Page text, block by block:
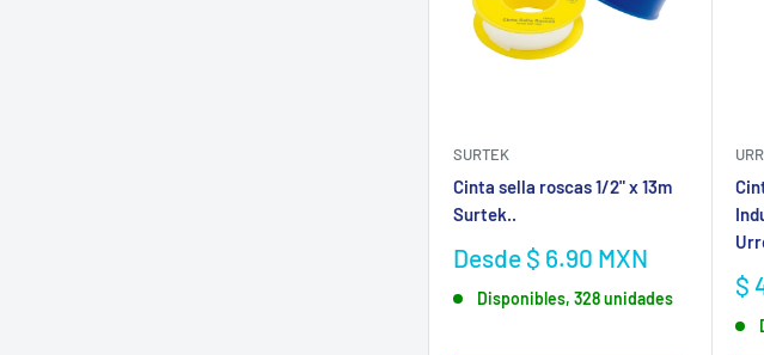
SURTEK
Cinta sella roscas 1/2" x 13m
Surtek..
Precio
venta
Desde $ 6.90 MXN
Disponibles, 328 unidades $